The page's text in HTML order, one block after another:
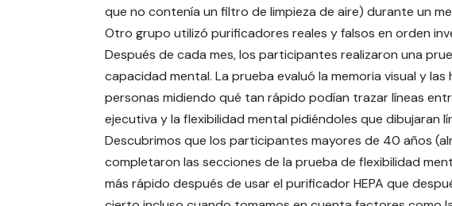
que no contenía un filtro de limpieza de aire) durante un
Otro grupo utilizó purificadores reales y falsos en orden
Después de cada mes, los participantes realizaron una
capacidad mental. La prueba evaluó la memoria visual y
personas midiendo qué tan rápido podían trazar líneas
ejecutiva y la flexibilidad mental pidiéndoles que dibujaran
Descubrimos que los participantes mayores de 40 años
completaron las secciones de la prueba de flexibilidad
más rápido después de usar el purificador HEPA que